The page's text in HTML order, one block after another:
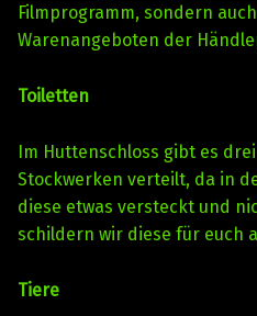
Filmprogramm, sondern
Warenangeboten der
Toiletten
Im Huttenschloss gibt es
Stockwerken verteilt, da in
diese etwas versteckt und
schildern wir diese für euch
Tiere